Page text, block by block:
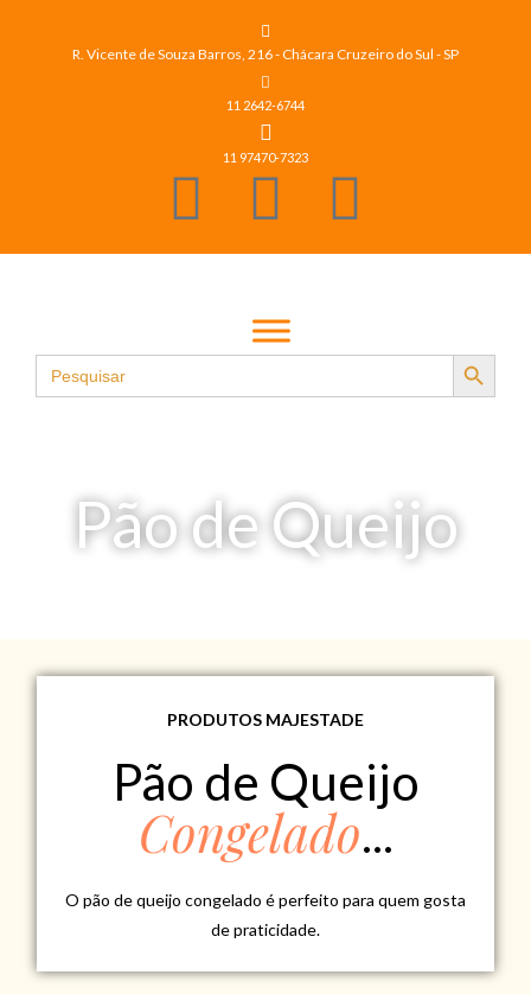
R. Vicente de Souza Barros, 216 - Chácara Cruzeiro do Sul - SP
11 2642-6744
11 97470-7323
Search
for:
Search Button
Pão de Queijo
PRODUTOS MAJESTADE
Pão de Queijo
Congelado...
O pão de queijo congelado é perfeito para quem gosta
de praticidade.